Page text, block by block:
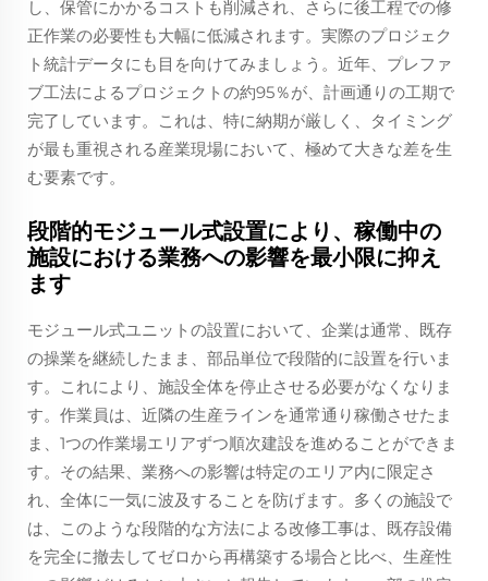
し、保管にかかるコストも削減され、さらに後工程での修
正作業の必要性も大幅に低減されます。実際のプロジェク
ト統計データにも目を向けてみましょう。近年、プレファ
ブ工法によるプロジェクトの約95％が、計画通りの工期で
完了しています。これは、特に納期が厳しく、タイミング
が最も重視される産業現場において、極めて大きな差を生
む要素です。
段階的モジュール式設置により、稼働中の
施設における業務への影響を最小限に抑え
ます
モジュール式ユニットの設置において、企業は通常、既存
の操業を継続したまま、部品単位で段階的に設置を行いま
す。これにより、施設全体を停止させる必要がなくなりま
す。作業員は、近隣の生産ラインを通常通り稼働させたま
ま、1つの作業場エリアずつ順次建設を進めることができま
す。その結果、業務への影響は特定のエリア内に限定さ
れ、全体に一気に波及することを防げます。多くの施設で
は、このような段階的な方法による改修工事は、既存設備
を完全に撤去してゼロから再構築する場合と比べ、生産性